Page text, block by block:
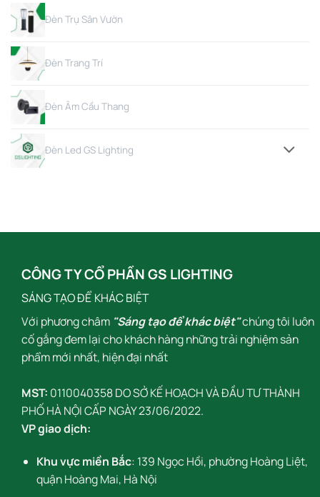
Đèn Trụ Sân Vườn
Đèn Trang Trí
Đèn Âm Cầu Thang
Đèn Led GS Lighting
CÔNG TY CỔ PHẦN GS LIGHTING
SÁNG TẠO ĐỂ KHÁC BIỆT
Với phương châm "Sáng tạo để khác biệt"chúng tôi luôn
cố gắng đem lại cho khách hàng những trải nghiệm sản
phẩm mới nhất, hiện đại nhất
MST: 0110040358 DO SỞ KẾ HOẠCH VÀ ĐẦU TƯ THÀNH
PHỐ HÀ NỘI CẤP NGÀY 23/06/2022.
VP giao dịch:
Khu vực miền Bắc: 139 Ngọc Hồi, phường Hoàng Liệt,
quận Hoàng Mai, Hà Nội